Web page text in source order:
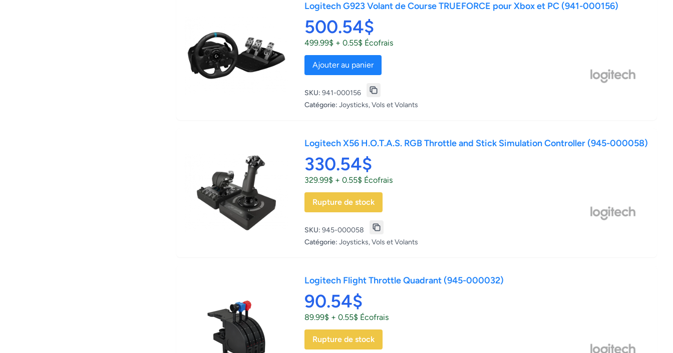
Logitech G923 Volant de Course TRUEFORCE pour Xbox et PC (941-000156)
500.54$
499.99$ + 0.55$ Écofrais
Ajouter au panier
SKU: 941-000156
Catégorie: Joysticks, Vols et Volants
Logitech X56 H.O.T.A.S. RGB Throttle and Stick Simulation Controller (945-000058)
330.54$
329.99$ + 0.55$ Écofrais
Rupture de stock
SKU: 945-000058
Catégorie: Joysticks, Vols et Volants
Logitech Flight Throttle Quadrant (945-000032)
90.54$
89.99$ + 0.55$ Écofrais
Rupture de stock